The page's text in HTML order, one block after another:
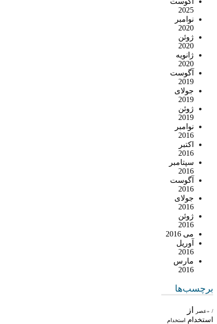
2025
نوامبر
2020
ژوئن
2020
ژانویه
2020
آگوست
2019
جولای
2019
ژوئن
2019
نوامبر
2016
اکتبر
2016
سپتامبر
2016
آگوست
2016
جولای
2016
ژوئن
2016
می 2016
آوریل
2016
مارس
2016
برچسب‌ها
/ «عصر از
استخدام استخدام